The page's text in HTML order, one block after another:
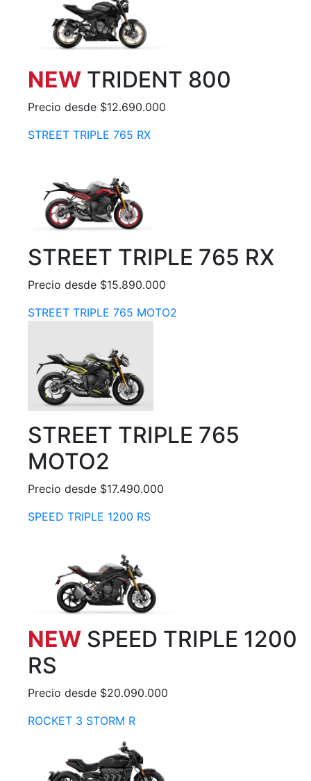
NEW TRIDENT 800
Precio desde $12.690.000
STREET TRIPLE 765 RX
STREET TRIPLE 765 RX
Precio desde $15.890.000
STREET TRIPLE 765 MOTO2
STREET TRIPLE 765
MOTO2
Precio desde $17.490.000
SPEED TRIPLE 1200 RS
NEW SPEED TRIPLE 1200
RS
Precio desde $20.090.000
ROCKET 3 STORM R